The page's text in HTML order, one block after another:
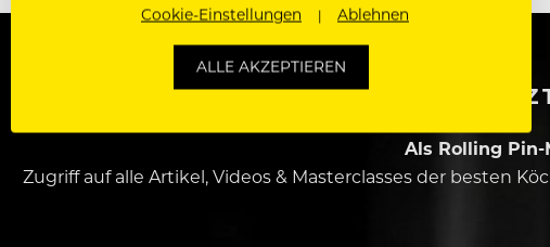
WERDE
Als Rolling
Zugriff auf alle Artikel, Videos & Masterclasses der besten
Cookie-Einstellungen Ablehnen
ALLE AKZEPTIEREN